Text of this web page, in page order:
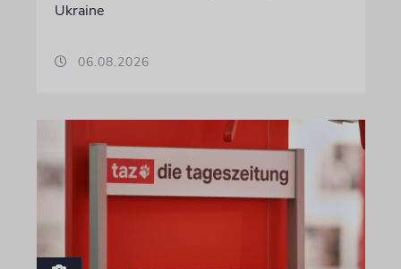
Ukraine
06.08.2026